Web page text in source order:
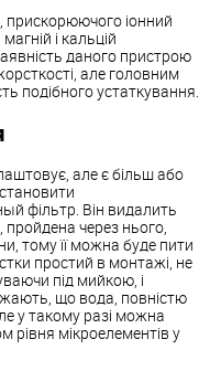
прискорюючого іонний
і кальцій
даного пристрою
але головним
подібного устаткування.
але є більш або
фільтр. Він видалить
пройдена через нього,
тому її можна буде пити
простий в монтажі, не
під мийкою, і
що вода, повністю
у такому разі можна
рівня мікроелементів у